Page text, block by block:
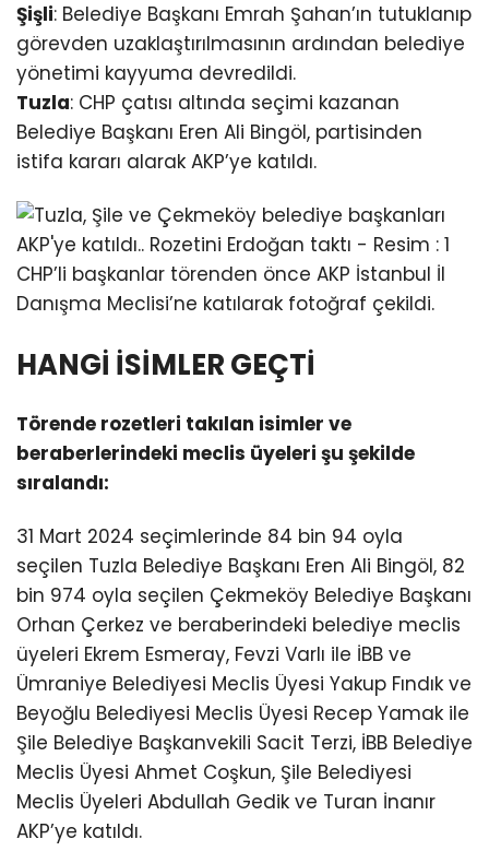
Şişli: Belediye Başkanı Emrah Şahan’ın tutuklanıp
görevden uzaklaştırılmasının ardından belediye
yönetimi kayyuma devredildi.
Tuzla: CHP çatısı altında seçimi kazanan
Belediye Başkanı Eren Ali Bingöl, partisinden
istifa kararı alarak AKP’ye katıldı.
CHP’li başkanlar törenden önce AKP İstanbul İl
Danışma Meclisi’ne katılarak fotoğraf çekildi.
HANGİ İSİMLER GEÇTİ
Törende rozetleri takılan isimler ve
beraberlerindeki meclis üyeleri şu şekilde
sıralandı:
31 Mart 2024 seçimlerinde 84 bin 94 oyla
seçilen Tuzla Belediye Başkanı Eren Ali Bingöl, 82
bin 974 oyla seçilen Çekmeköy Belediye Başkanı
Orhan Çerkez ve beraberindeki belediye meclis
üyeleri Ekrem Esmeray, Fevzi Varlı ile İBB ve
Ümraniye Belediyesi Meclis Üyesi Yakup Fındık ve
Beyoğlu Belediyesi Meclis Üyesi Recep Yamak ile
Şile Belediye Başkanvekili Sacit Terzi, İBB Belediye
Meclis Üyesi Ahmet Coşkun, Şile Belediyesi
Meclis Üyeleri Abdullah Gedik ve Turan İnanır
AKP’ye katıldı.